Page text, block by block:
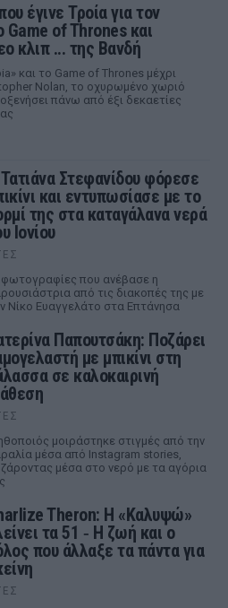
έγινε Τροία για τον
Game of Thrones και
κλιπ ... της Βανδή
και το Game of Thrones μέχρι
Nolan, το οχυρωμένο χωριό
πάνω από έξι δεκαετίες
Στεφανίδου φόρεσε
και εντυπωσίασε με το
της στα καταγάλανα νερά
Ιονίου
φωτογραφίες που ανέβασε η
από τις διακοπές της με
Νίκο Ευαγγελάτο στα Επτάνησα
Παπουτσάκη: Ποζάρει
με μπικίνι στη
σε καλοκαιρινή
μοιράστηκε στιγμές από την
μέσα από Instagram stories,
μέσα στο νερό με τα αγόρια
Theron: Η «Καλυψώ»
τα 51 ‑ H ζωή και ο
που άλλαξε τα πάντα για